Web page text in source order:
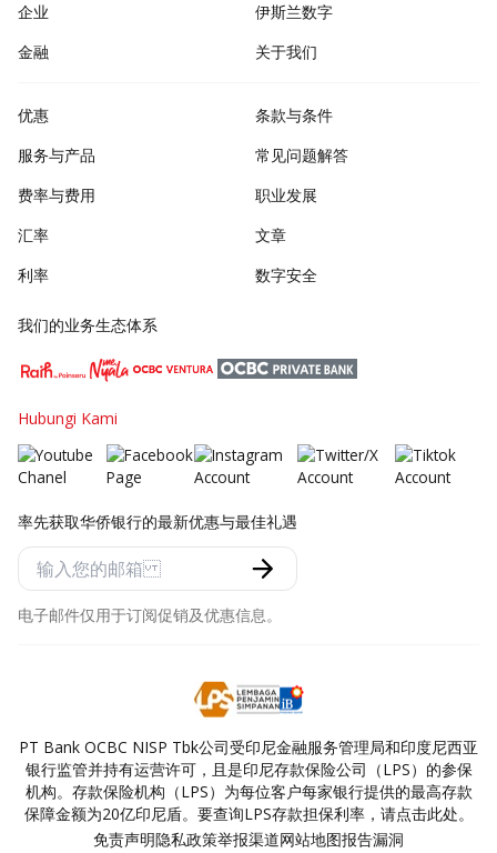
企业
伊斯兰数字
金融
关于我们
优惠
服务与产品
费率与费用
汇率
利率
条款与条件
常见问题解答
职业发展
文章
数字安全
我们的业务生态体系
Hubungi Kami
率先获取华侨银行的最新优惠与最佳礼遇
电子邮件仅用于订阅促销及优惠信息。
PT Bank OCBC NISP Tbk公司受印尼金融服务管理局和印度尼西亚
银行监管并持有运营许可，且是印尼存款保险公司（LPS）的参保
机构。存款保险机构（LPS）为每位客户每家银行提供的最高存款
保障金额为20亿印尼盾。要查询LPS存款担保利率，请点击此处。
免责声明隐私政策举报渠道网站地图报告漏洞